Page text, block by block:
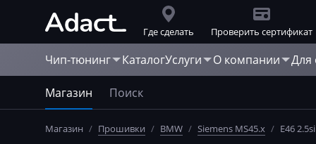
Где сделать Проверить сертификат
Чип-тюнинг КаталогУслуги О компании Для
Магазин Поиск
Магазин / Прошивки / BMW / Siemens MS45.x / E46